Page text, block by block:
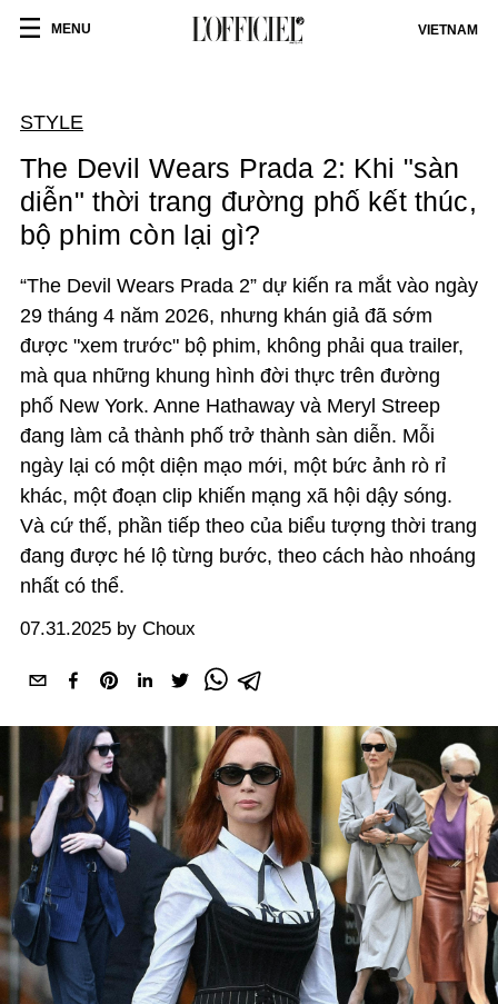
MENU VIETNAM
STYLE
The Devil Wears Prada 2: Khi "sàn
diễn" thời trang đường phố kết thúc,
bộ phim còn lại gì?
“The Devil Wears Prada 2” dự kiến ra mắt vào ngày
29 tháng 4 năm 2026, nhưng khán giả đã sớm
được "xem trước" bộ phim, không phải qua trailer,
mà qua những khung hình đời thực trên đường
phố New York. Anne Hathaway và Meryl Streep
đang làm cả thành phố trở thành sàn diễn. Mỗi
ngày lại có một diện mạo mới, một bức ảnh rò rỉ
khác, một đoạn clip khiến mạng xã hội dậy sóng.
Và cứ thế, phần tiếp theo của biểu tượng thời trang
đang được hé lộ từng bước, theo cách hào nhoáng
nhất có thể.
07.31.2025 by Choux